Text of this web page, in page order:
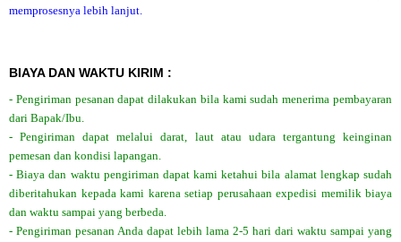
memprosesnya lebih lanjut.
BIAYA DAN WAKTU KIRIM :
- Pengiriman pesanan dapat dilakukan bila kami sudah menerima pembayaran
dari Bapak/Ibu.
- Pengiriman dapat melalui darat, laut atau udara tergantung keinginan
pemesan dan kondisi lapangan.
- Biaya dan waktu pengiriman dapat kami ketahui bila alamat lengkap sudah
diberitahukan kepada kami karena setiap perusahaan expedisi memilik biaya
dan waktu sampai yang berbeda.
- Pengiriman pesanan Anda dapat lebih lama 2-5 hari dari waktu sampai yang